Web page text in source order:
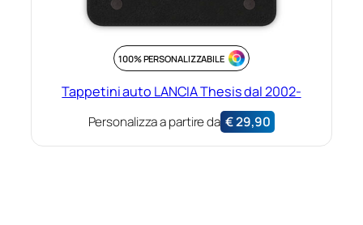
100% PERSONALIZZABILE
Tappetini auto LANCIA Thesis dal 2002-
Personalizza a partire da €29,90